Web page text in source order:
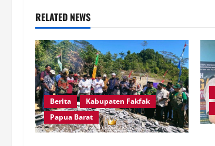
n
a
v
i
g
a
RELATED NEWS
Berita
Kabupaten Fakfak
Papua Barat